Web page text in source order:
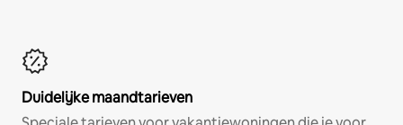
Duidelijke maandtarieven